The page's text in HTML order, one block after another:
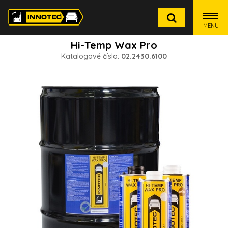
MENU
Hi-Temp Wax Pro
Katalogové číslo: 02.2430.6100